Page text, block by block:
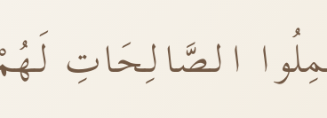
الصَّالِحَاتِ